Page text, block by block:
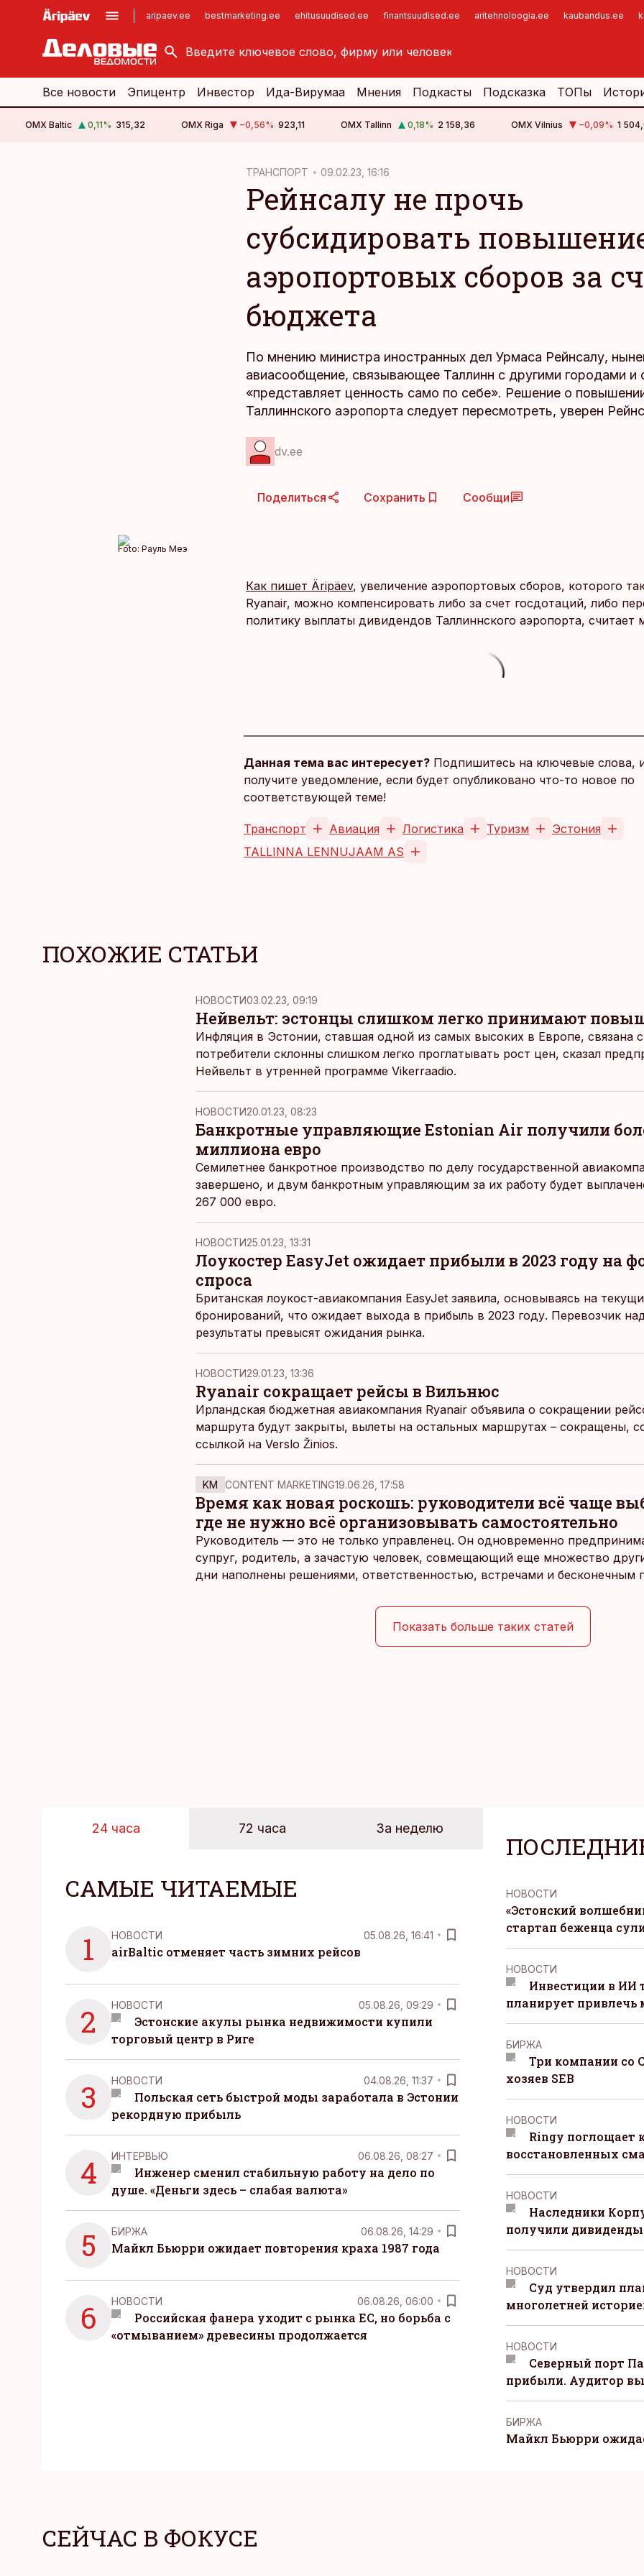
aripaev.ee bestmarketing.ee ehitusuudised.ee finantsuudised.ee aritehnoloogia.ee kaubandus.ee
kinnisvarauudised.ee
logistikauudised.ee
imelineajalugu.ee
Все новости Эпицентр Инвестор Ида-Вирумаа Мнения Подкасты Подсказка ТОПы
OMX Baltic 0,11% 315,32 OMX Riga −0,56% 923,11 OMX Tallinn 0,18% 2 158,36 OMX Vilnius −0,09% 1
ТРАНСПОРТ 09.02.23, 16:16
Рейнсалу не прочь
субсидировать
аэропортовых сборов за
бюджета
По мнению министра иностранных дел Урмаса Рейнсалу,
авиасообщение, связывающее Таллинн с другими городами и
«представляет ценность само по себе». Решение о
Таллиннского аэропорта следует пересмотреть, уверен
dv.ee
Поделиться Сохранить Сообщи
Foto: Рауль Меэ
Как пишет Äripäev, увеличение аэропортовых сборов, которого
Ryanair, можно компенсировать либо за счет госдотаций, либо
политику выплаты дивидендов Таллиннского аэропорта, считает
Данная тема вас интересует? Подпишитесь на ключевые слова,
получите уведомление, если будет опубликовано что-то новое по
соответствующей теме!
Транспорт Авиация Логистика Туризм
Эстония
TALLINNA LENNUJAAM AS
ПОХОЖИЕ СТАТЬИ
НОВОСТИ03.02.23, 09:19
Нейвельт: эстонцы слишком легко принимают
Инфляция в Эстонии, ставшая одной из самых высоких в Европе, связана
потребители склонны слишком легко проглатывать рост цен, сказал
Нейвельт в утренней программе Vikerraadio.
НОВОСТИ20.01.23, 08:23
Банкротные управляющие Estonian Air получили
миллиона евро
Семилетнее банкротное производство по делу государственной
завершено, и двум банкротным управляющим за их работу будет
267 000 евро.
НОВОСТИ25.01.23, 13:31
Лоукостер EasyJet ожидает прибыли в 2023 году на
спроса
Британская лоукост-авиакомпания EasyJet заявила, основываясь на
бронирований, что ожидает выхода в прибыль в 2023 году. Перевозчик
результаты превысят ожидания рынка.
НОВОСТИ29.01.23, 13:36
Ryanair сокращает рейсы в Вильнюс
Ирландская бюджетная авиакомпания Ryanair объявила о сокращении
маршрута будут закрыты, вылеты на остальных маршрутах – сокращены,
ссылкой на Verslo Žinios.
KM CONTENT MARKETING19.06.26, 17:58
Время как новая роскошь: руководители всё чаще
где не нужно всё организовывать самостоятельно
Руководитель — это не только управленец. Он одновременно
супруг, родитель, а зачастую человек, совмещающий еще множество
дни наполнены решениями, ответственностью, встречами и бесконечным
отдыха все чаще ждут не множества занятий или вариантов выбора. Все
возможность просто быть здесь и сейчас — без необходимости все
планировать и за все отвечать самостоятельно.
Показать больше таких статей
24 часа 72 часа За неделю
САМЫЕ ЧИТАЕМЫЕ
1 НОВОСТИ 05.08.26, 16:41
airBaltic отменяет часть зимних рейсов
2 НОВОСТИ 05.08.26, 09:29
Эстонские акулы рынка недвижимости купили
торговый центр в Риге
3 НОВОСТИ 04.08.26, 11:37
Польская сеть быстрой моды заработала в Эстонии
рекордную прибыль
4 ИНТЕРВЬЮ 06.08.26, 08:27
Инженер сменил стабильную работу на дело по
душе. «Деньги здесь – слабая валюта»
5 БИРЖА 06.08.26, 14:29
Майкл Бьюрри ожидает повторения краха 1987 года
6 НОВОСТИ 06.08.26, 06:00
Российская фанера уходит с рынка ЕС, но борьба с
«отмыванием» древесины продолжается
НОВОСТИ
«Эстонский
стартап беженца
НОВОСТИ
Инвестиции в ИИ
планирует
БИРЖА
Три компании со
хозяев SEB
НОВОСТИ
Ringy поглощает
восстановленных
НОВОСТИ
Наследники
получили
НОВОСТИ
Суд утвердил
многолетней
НОВОСТИ
Северный порт
прибыли. Аудитор
БИРЖА
Майкл Бьюрри
СЕЙЧАС В ФОКУСЕ